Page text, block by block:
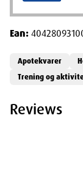
Ean:
Apotekvarer
Trening og
Reviews